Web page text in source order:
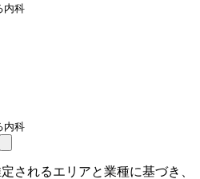
内科
内科
されるエリアと業種に基づき、